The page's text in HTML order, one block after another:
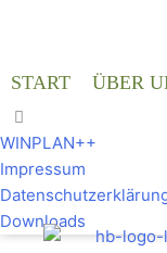
START ÜBER
WINPLAN++
Impressum
Downloads